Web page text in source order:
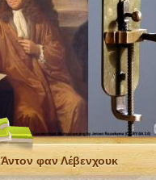
Άντον φαν Λέβενχουκ